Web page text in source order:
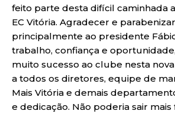
feito parte desta difícil caminhada
EC Vitória. Agradecer e
principalmente ao presidente
trabalho, confiança e
muito sucesso ao clube nesta
a todos os diretores, equipe de
Mais Vitória e demais
e dedicação. Não poderia sair